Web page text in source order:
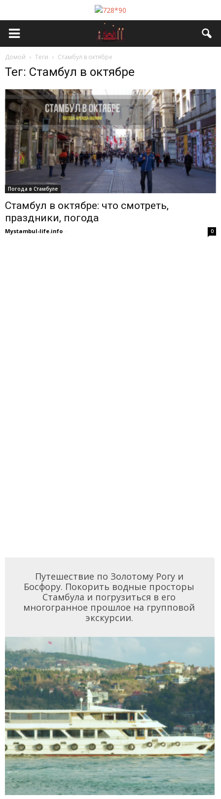
Домой Теги Стамбул в октябре
Тег: Стамбул в октябре
Погода в Стамбуле
Стамбул в октябре: что смотреть,
праздники, погода
Mystambul-life.info - 0
Путешествие по Золотому Рогу и
Босфору. Покорить водные просторы
Стамбула и погрузиться в его
многогранное прошлое на групповой
экскурсии.